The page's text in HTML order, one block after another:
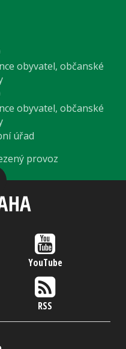
obyvatel, občanské
obyvatel, občanské
úřad
provoz
YouTube
RSS